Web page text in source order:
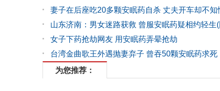
妻子在后座吃20多颗安眠药自杀 丈夫开车却不知
山东济南：男女迷路获救 曾服安眠药疑相约轻生
女子下药抢劫网友 用安眠药弄晕抢劫
台湾金曲歌王外遇抛妻弃子 曾吞50颗安眠药求死
为您推荐：